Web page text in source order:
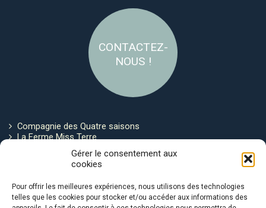
Gérer le consentement aux
cookies
Pour offrir les meilleures expériences, nous utilisons des technologies
telles que les cookies pour stocker et/ou accéder aux informations des
CONTACTEZ-
NOUS !
Compagnie des Quatre saisons
La Ferme Miss Terre
Politique de cookies